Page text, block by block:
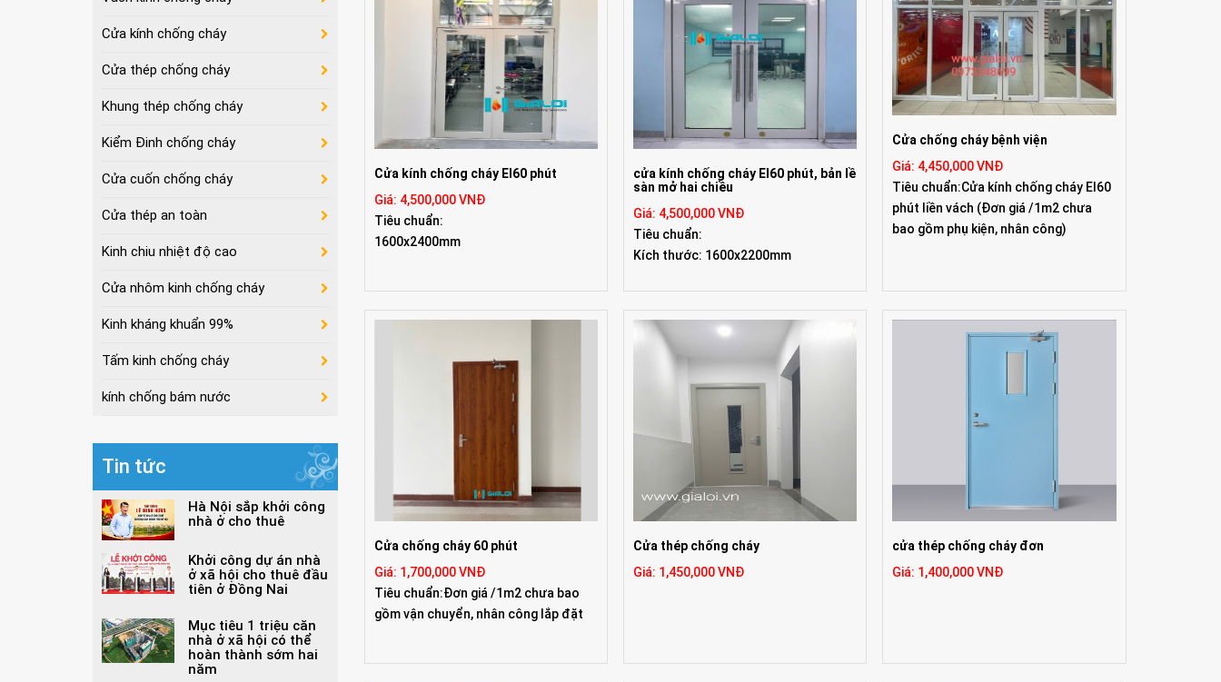
Cửa kính chống cháy EI60 phút
Giá: 4,500,000 VNĐ
Tiêu chuẩn:
1600x2400mm
cửa kính chống cháy EI60 phút, bản lề
sàn mở hai chiều
Giá: 4,500,000 VNĐ
Tiêu chuẩn:
Kích thước: 1600x2200mm
Cửa chống cháy bệnh viện
Giá: 4,450,000 VNĐ
Tiêu chuẩn:Cửa kính chống cháy EI60
phút liền vách (Đơn giá /1m2 chưa
bao gồm phụ kiện, nhân công)
Cửa chống cháy 60 phút
Giá: 1,700,000 VNĐ
Tiêu chuẩn:Đơn giá /1m2 chưa bao
gồm vận chuyển, nhân công lắp đặt
Cửa thép chống cháy
Giá: 1,450,000 VNĐ
cửa thép chống cháy đơn
Giá: 1,400,000 VNĐ
Cửa kính chống cháy
Cửa thép chống cháy
Khung thép chống cháy
Kiểm Đinh chống cháy
Cửa cuốn chống cháy
Cửa thép an toàn
Kinh chiu nhiệt độ cao
Cửa nhôm kinh chống cháy
Kinh kháng khuẩn 99%
Tấm kinh chống cháy
kính chống bám nước
Tin tức
Hà Nội sắp khởi công
nhà ở cho thuê
Khởi công dự án nhà
ở xã hội cho thuê đầu
tiên ở Đồng Nai
Mục tiêu 1 triệu căn
nhà ở xã hội có thể
hoàn thành sớm hai
năm